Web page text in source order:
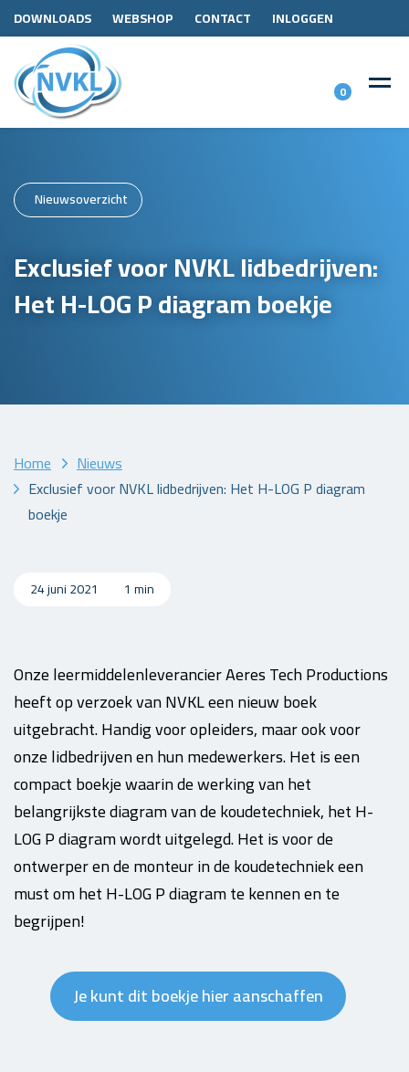
DOWNLOADS WEBSHOP CONTACT INLOGGEN
0
Nieuwsoverzicht
Exclusief voor NVKL lidbedrijven:
Het H-LOG P diagram boekje
Home
Nieuws
Exclusief voor NVKL lidbedrijven: Het H-LOG P diagram
boekje
24 juni 2021 1 min
Onze leermiddelenleverancier Aeres Tech Productions
heeft op verzoek van NVKL een nieuw boek
uitgebracht. Handig voor opleiders, maar ook voor
onze lidbedrijven en hun medewerkers. Het is een
compact boekje waarin de werking van het
belangrijkste diagram van de koudetechniek, het H-
LOG P diagram wordt uitgelegd. Het is voor de
ontwerper en de monteur in de koudetechniek een
must om het H-LOG P diagram te kennen en te
begrijpen!
Je kunt dit boekje hier aanschaffen